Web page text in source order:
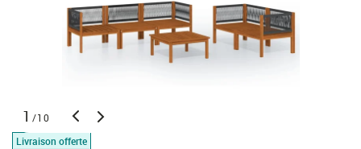
1 /10
Livraison offerte